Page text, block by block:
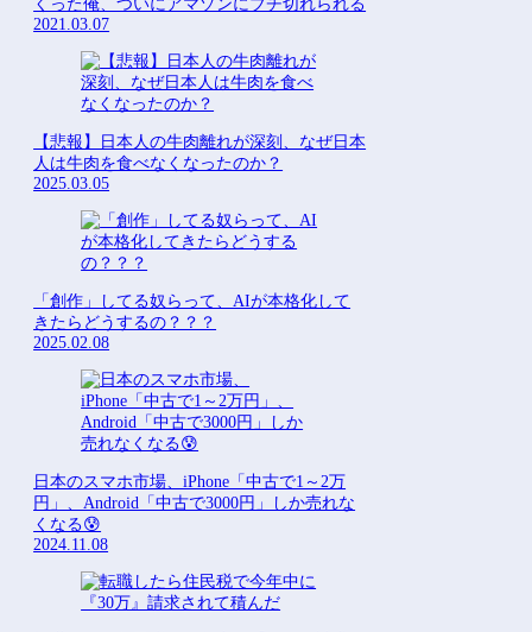
くった俺、ついにアマゾンにブチ切れられる
2021.03.07
【悲報】日本人の牛肉離れが深刻、なぜ日本
人は牛肉を食べなくなったのか？
2025.03.05
「創作」してる奴らって、AIが本格化して
きたらどうするの？？？
2025.02.08
日本のスマホ市場、iPhone「中古で1～2万
円」、Android「中古で3000円」しか売れな
くなる😰
2024.11.08